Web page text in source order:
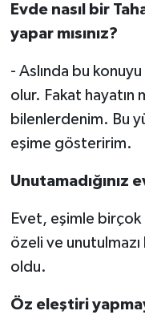
Evde nasıl bir
yapar mısınız?
- Aslında bu
olur. Fakat hayatın
bilenlerdenim. Bu
eşime gösteririm.
Unutamadığınız
Evet, eşimle birçok
özeli ve
oldu.
Öz eleştiri